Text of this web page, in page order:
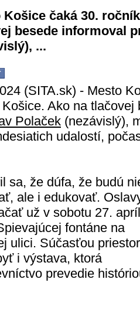
Košice čaká 30.
besede informoval
...
(SITA.sk) - Mesto
Košice. Ako na
Polaček (nezávislý),
udalostí,
sa, že dúfa, že budú
ale i edukovať.
už v sobotu 27.
fontáne na
ulici. Súčasťou
i výstava, ktorá
prevedie